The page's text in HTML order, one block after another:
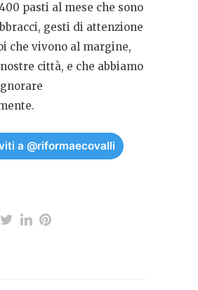
pasti al mese che sono
gesti di attenzione
che vivono al margine,
città, e che abbiamo
a @riformaecovalli